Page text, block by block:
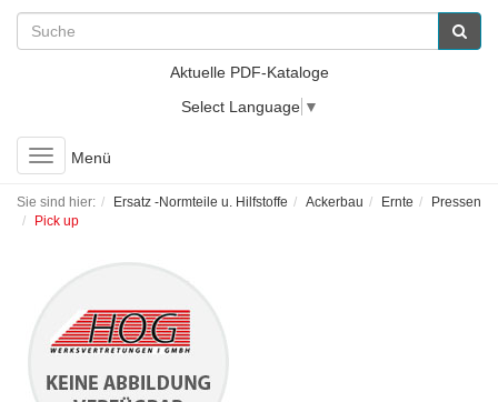
Aktuelle PDF-Kataloge
Select Language ▼
Toggle
navigation
Menü
Sie sind hier: Ersatz -Normteile u. Hilfstoffe Ackerbau Ernte
Pressen
Pick up